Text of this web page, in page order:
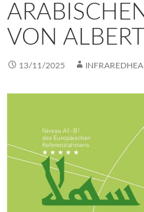
VON
13/11/2025